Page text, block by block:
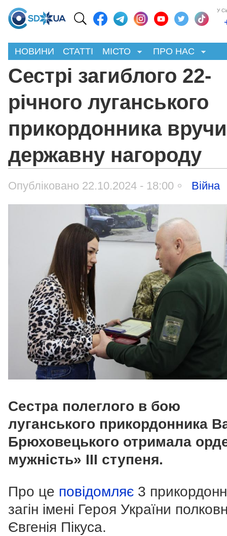
У
НОВИНИ СТАТТІ МІСТО ПРО НАС
Сестрі загиблого 22-
річного луганського
прикордонника
державну нагороду
Опубліковано 22.10.2024 - 18:00 Війна
Сестра полеглого в бою
луганського прикордонника
Брюховецького отримала
мужність» ІІІ ступеня.
Про це повідомляє 3
загін імені Героя України
Євгенія Пікуса.